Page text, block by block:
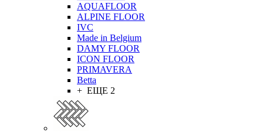
AQUAFLOOR
ALPINE FLOOR
IVC
Made in Belgium
DAMY FLOOR
ICON FLOOR
PRIMAVERA
Betta
+ ЕЩЕ 2